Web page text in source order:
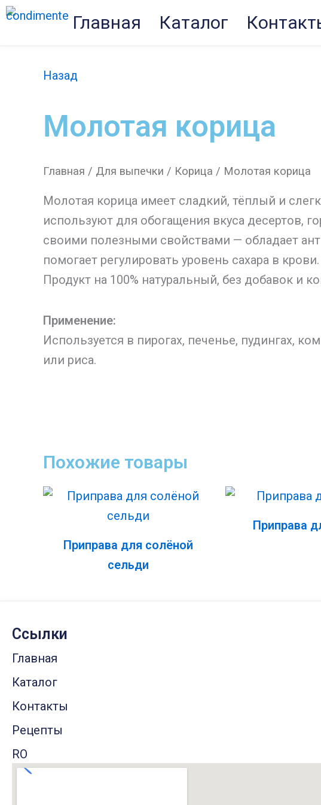
Перейти
Главная Каталог
Назад
Молотая корица
Главная / Для выпечки / Корица / Молотая корица
Молотая корица имеет сладкий, тёплый и
используют для обогащения вкуса десертов,
своими полезными свойствами — обладает
помогает регулировать уровень сахара в крови.
Продукт на 100% натуральный, без добавок и
Применение:
Используется в пирогах, печенье, пудингах,
или риса.
Похожие товары
Приправа для солёной
сельди
Приправа
Ссылки
Главная
Каталог
Контакты
Рецепты
RO